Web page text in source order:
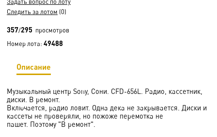
Следить за лотом (0)
357/295 просмотров
Номер лота: 49488
Описание
Музыкальный центр Sony, Сони. CFD-656L. Радио, кассетник,
диски. В ремонт.
Включается, радио ловит. Одна дека не закрывается. Диски и
кассеты не проверяли, но пожоже перемотка не
пашет. Поэтому "В ремонт".